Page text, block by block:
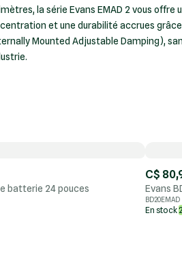
la série Evans EMAD 2 vous offre
et une durabilité accrues grâce
Mounted Adjustable Damping),
batterie 24 pouces
C$
Evans
BD20EMAD
En stock2